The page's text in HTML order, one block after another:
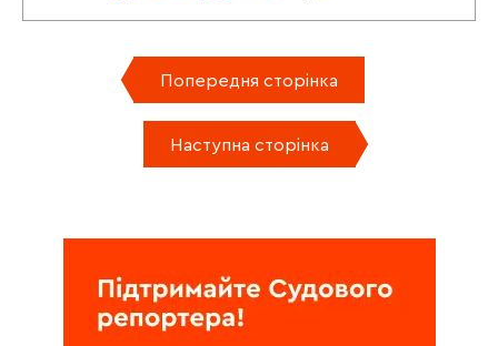
Попередня сторінка
Наступна сторінка